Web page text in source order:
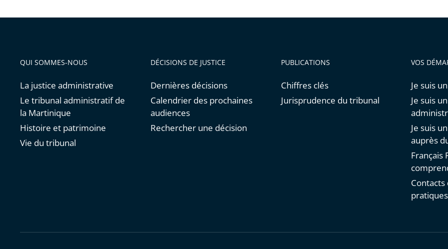
QUI SOMMES-NOUS
La justice administrative
Le tribunal administratif de
la Martinique
Histoire et patrimoine
Vie du tribunal
DÉCISIONS DE JUSTICE
Dernières décisions
Calendrier des prochaines
audiences
Rechercher une décision
PUBLICATIONS
Chiffres clés
Jurisprudence du tribunal
VOS
Je suis
Je suis
Je suis
auprès
Français
pratiques